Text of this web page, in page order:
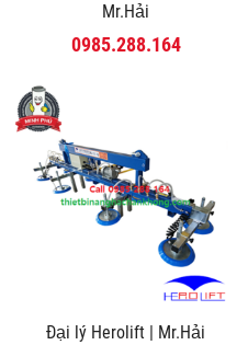
Mr.Hải
0985.288.164
Đại lý Herolift | Mr.Hải